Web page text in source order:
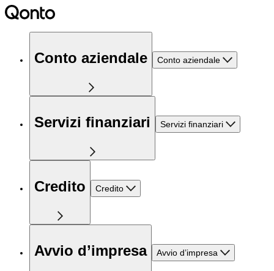
Conto aziendale Conto aziendale
Servizi finanziari Servizi finanziari
Credito Credito
Avvio d’impresa Avvio d’impresa